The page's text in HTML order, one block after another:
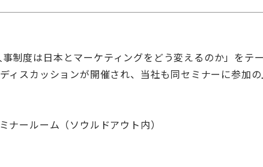
制度は日本とマーケティングをどう変えるのか」をテ
ィスカッションが開催され、当社も同セミナーに参加
ナールーム（ソウルドアウト内）